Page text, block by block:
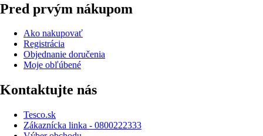
Pred prvým nákupom
Ako nakupovať
Registrácia
Objednanie doručenia
Moje obľúbené
Kontaktujte nás
Tesco.sk
Zákaznícka linka - 0800222333